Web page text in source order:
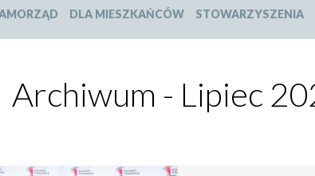
1
2
4
DLA MIESZKAŃCÓW STOWARZYSZENIA
Archiwum - Lipiec